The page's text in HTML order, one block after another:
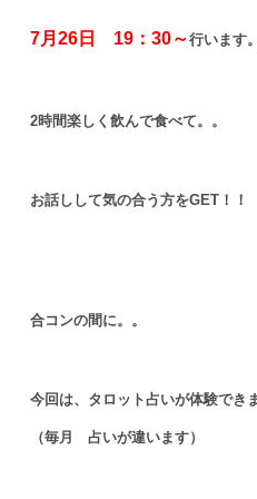
7月26日 19：30～行います
2時間楽しく飲んで食べて。。
お話しして気の合う方をGET！！
合コンの間に。。
今回は、タロット占いが体験でき
（毎月 占いが違います）